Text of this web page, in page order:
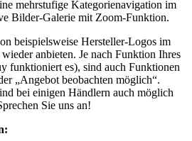
mehrstufige Kategorienavigation im
Bilder-Galerie mit Zoom-Funktion.
beispielsweise Hersteller-Logos im
anbieten. Je nach Funktion Ihres
funktioniert es), sind auch Funktionen
„Angebot beobachten möglich“.
bei einigen Händlern auch möglich
Sie uns an!